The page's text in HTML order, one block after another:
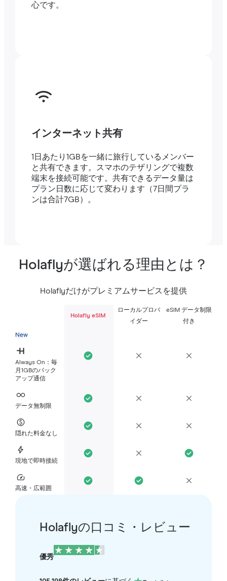
心です。
インターネット共有
1日あたり1GBを一緒に旅行しているメンバー
と共有できます。スマホのテザリングで複数
端末を接続可能です。共有できるデータ量は
プラン日数に応じて変わります（7日間プラ
ンは合計7GB）。
Holaflyが選ばれる理由とは？
Holaflyだけがプレミアムサービスを提供
Holafly eSIM
ローカルプロバ
イダー
eSIM データ制限
付き
New
Always On：毎
月1GBのバック
アップ通信
データ無制限
隠れた料金なし
現地で即時接続
高速・広範囲
Holaflyの口コミ・レビュー
優秀